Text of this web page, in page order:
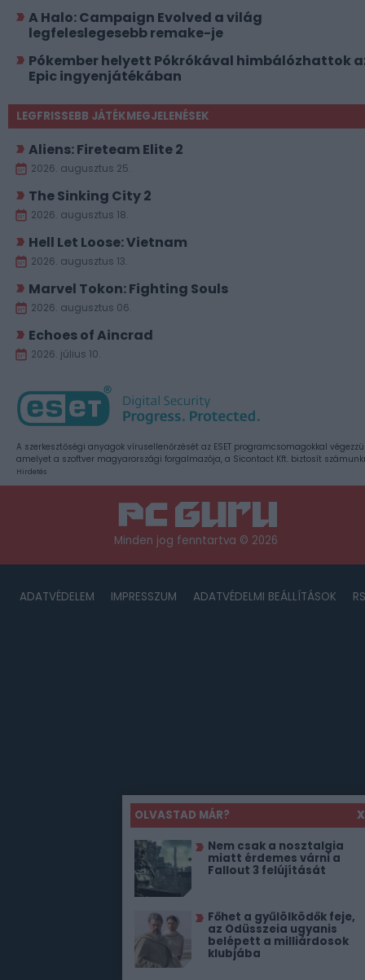
OLVASTAD MÁR?
X
Nem csak a nosztalgia
miatt érdemes várni a
Fallout 3 felújítását
Főhet a gyűlölködők feje,
az Odüsszeia ugyanis
belépett a milliárdosok
klubjába
A Halo: Campaign Evolved a világ
legfeleslegesebb remake-je
Pókember helyett Pókrókával himbálózhattok
Epic ingyenjátékában
LEGFRISSEBB JÁTÉKMEGJELENÉSEK
Aliens: Fireteam Elite 2
2026. augusztus 25.
The Sinking City 2
2026. augusztus 18.
Hell Let Loose: Vietnam
2026. augusztus 13.
Marvel Tokon: Fighting Souls
2026. augusztus 06.
Echoes of Aincrad
2026. július 10.
A szerkesztőségi anyagok vírusellenőrzését az ESET programcsomagokkal
amelyet a szoftver magyarországi forgalmazója, a Sicontact Kft. biztosít
Hirdetés
Minden jog fenntartva © 2026
ADATVÉDELEM IMPRESSZUM ADATVÉDELMI BEÁLLÍTÁSOK